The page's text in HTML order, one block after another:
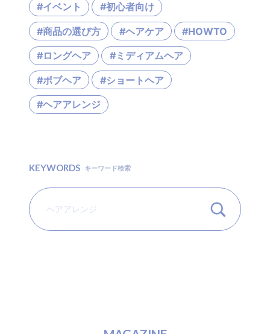
#イベント #初心者向け
#商品の選び方 #ヘアケア #HOWTO
#ロングヘア #ミディアムヘア
#ボブヘア #ショートヘア
#ヘアアレンジ
KEYWORDS キーワード検索